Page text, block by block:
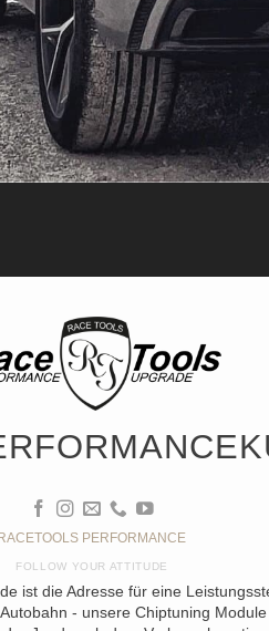
RACETOOLS PERFORMANCE
FOLLOW YOUR ATTITUDE
ist die Adresse für eine
- unsere Chiptuning